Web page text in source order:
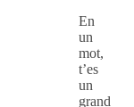
En
un
mot,
t’es
un
grand